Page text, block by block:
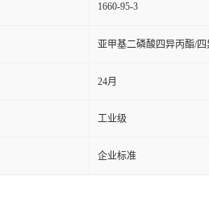
1660-95-3
亚甲基二磷酸四异丙酯/
24月
工业级
企业标准